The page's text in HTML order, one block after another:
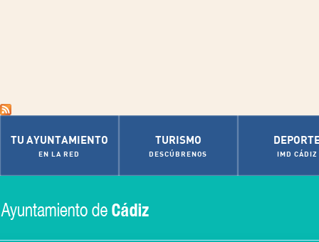
TU AYUNTAMIENTO
EN LA RED
TURISMO
DESCÚBRENOS IMD CÁDIZ